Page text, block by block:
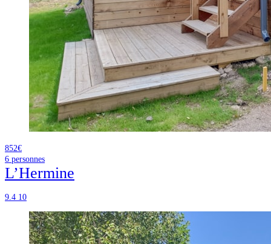
852€
6 personnes
L’Hermine
9.4 10